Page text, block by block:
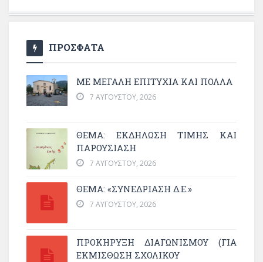
ΠΡΟΣΦΑΤΑ
ΜΕ ΜΕΓΆΛΗ ΕΠΙΤΥΧΊΑ ΚΑΙ ΠΟΛΛΆ
7 ΑΥΓΟΎΣΤΟΥ, 2026
ΘΈΜΑ: ΕΚΔΉΛΩΣΗ ΤΙΜΉΣ ΚΑΙ
ΠΑΡΟΥΣΊΑΣΗ
7 ΑΥΓΟΎΣΤΟΥ, 2026
ΘΕΜΑ: «ΣΥΝΕΔΡΊΑΣΗ Δ.Ε.»
7 ΑΥΓΟΎΣΤΟΥ, 2026
ΠΡΟΚΗΡΥΞΗ ΔΙΑΓΩΝΙΣΜΟΥ (ΓΙΑ
ΕΚΜΊΣΘΩΣΗ ΣΧΟΛΙΚΟΎ